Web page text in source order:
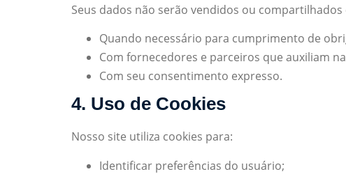
Seus dados não serão vendidos ou
Quando necessário para cumprimento de
Com fornecedores e parceiros que auxiliam
Com seu consentimento expresso.
4. Uso de Cookies
Nosso site utiliza cookies para:
Identificar preferências do usuário;